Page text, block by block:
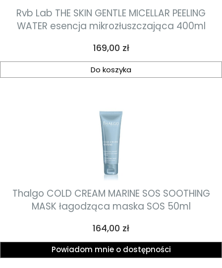
Rvb Lab THE SKIN GENTLE MICELLAR PEELING
WATER esencja mikrozłuszczająca 400ml
Cena
169,00 zł
Do koszyka
Thalgo COLD CREAM MARINE SOS SOOTHING
MASK łagodząca maska SOS 50ml
Cena
164,00 zł
Powiadom mnie o dostępności